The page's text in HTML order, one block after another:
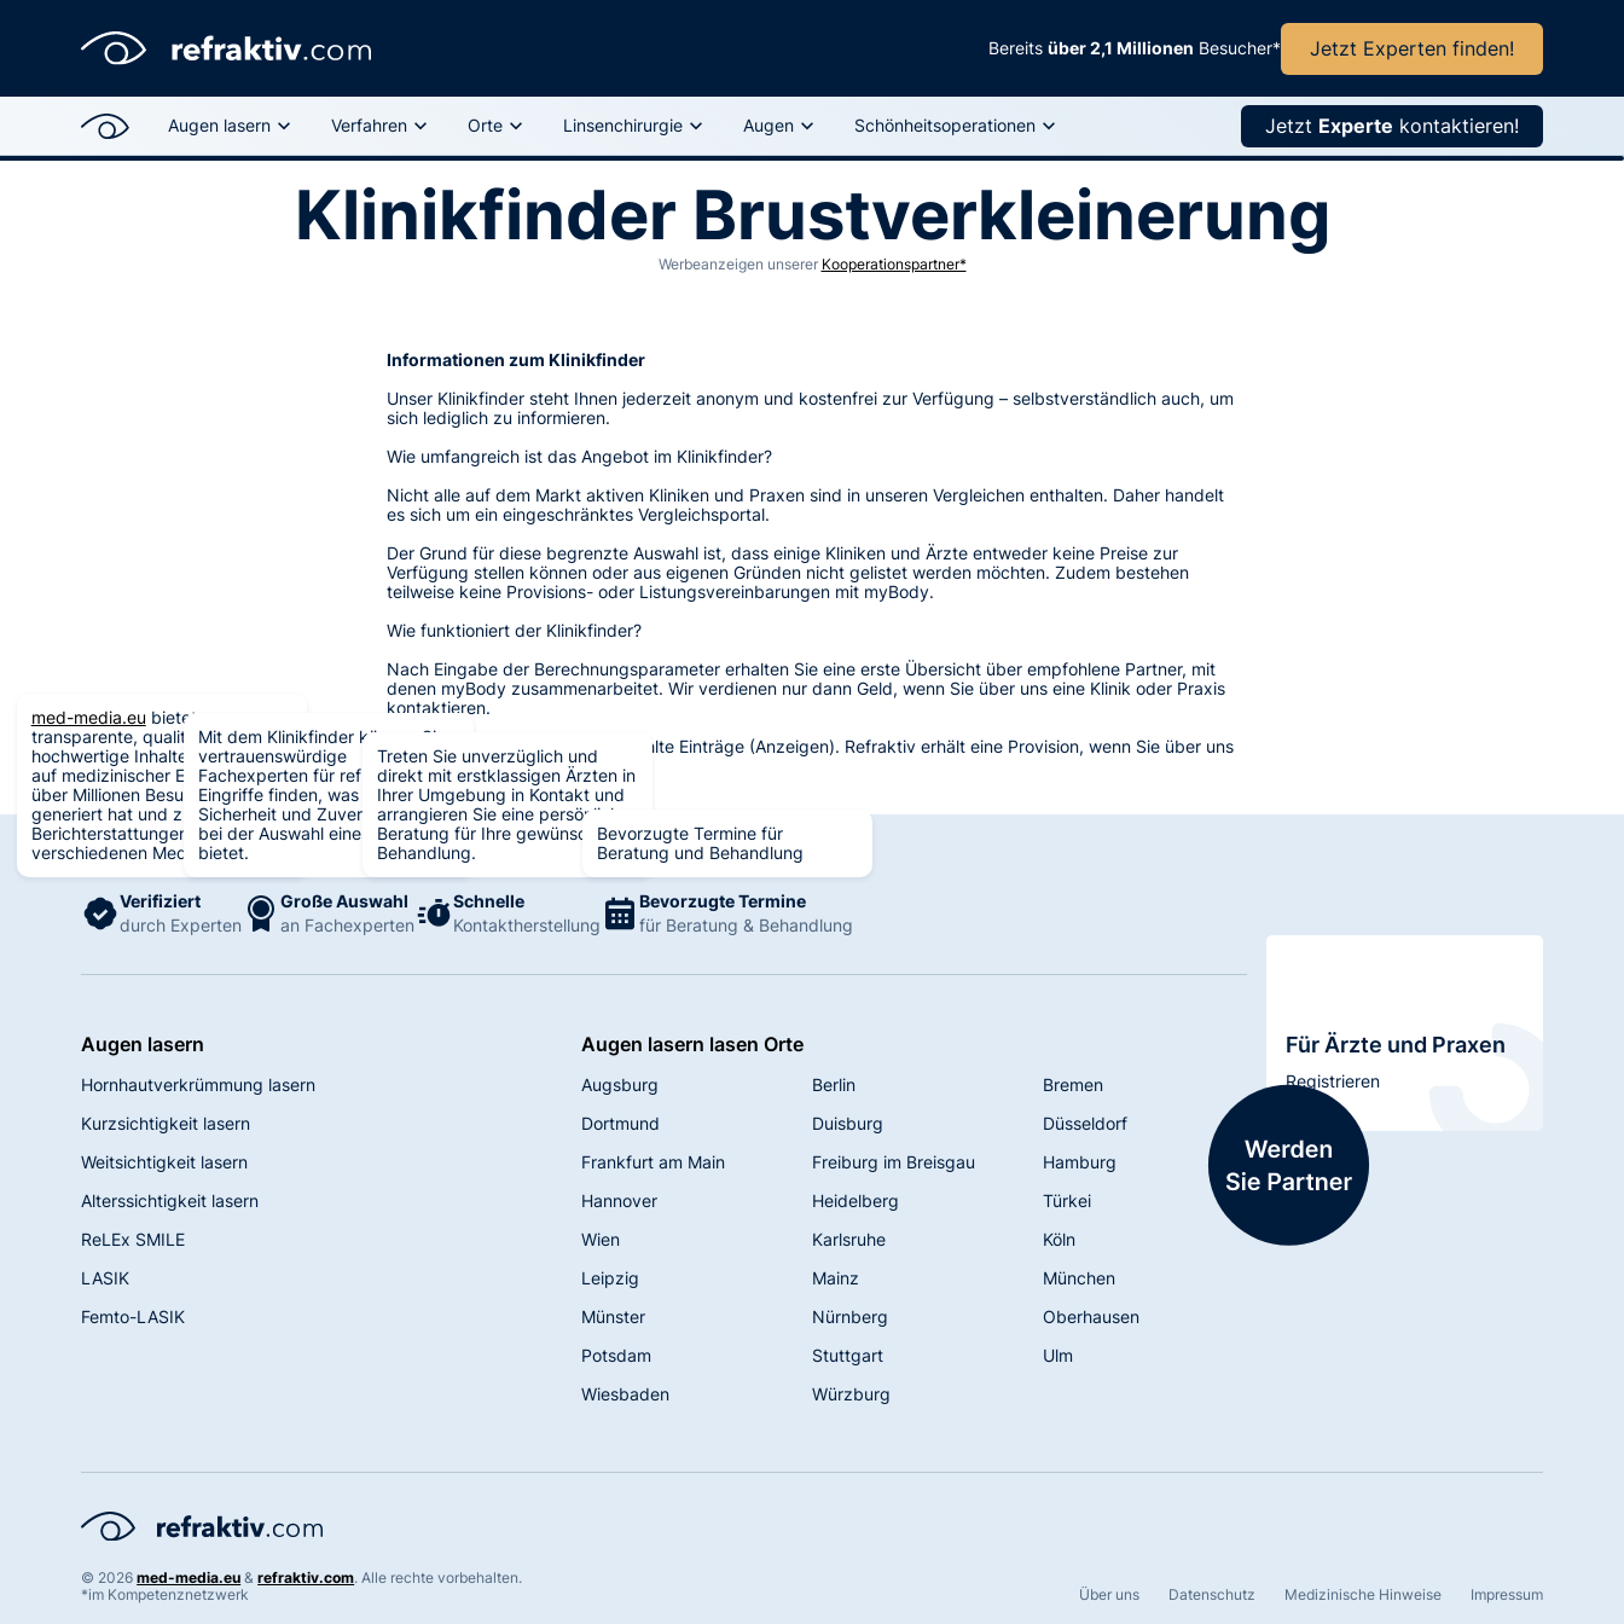
Bereits über 2,1 Millionen Besucher* Jetzt Experten finden!
Augen lasern Verfahren Orte Linsenchirurgie Augen Schönheitsoperationen Jetzt Experte kontaktieren!
Klinikfinder Brustverkleinerung
Werbeanzeigen unserer Kooperationspartner*
Informationen zum Klinikfinder
Unser Klinikfinder steht Ihnen jederzeit anonym und kostenfrei zur Verfügung – selbstverständlich auch, um
sich lediglich zu informieren.
Wie umfangreich ist das Angebot im Klinikfinder?
Nicht alle auf dem Markt aktiven Kliniken und Praxen sind in unseren Vergleichen enthalten. Daher handelt
es sich um ein eingeschränktes Vergleichsportal.
Der Grund für diese begrenzte Auswahl ist, dass einige Kliniken und Ärzte entweder keine Preise zur
Verfügung stellen können oder aus eigenen Gründen nicht gelistet werden möchten. Zudem bestehen
teilweise keine Provisions- oder Listungsvereinbarungen mit myBody.
Wie funktioniert der Klinikfinder?
Nach Eingabe der Berechnungsparameter erhalten Sie eine erste Übersicht über empfohlene Partner, mit
denen myBody zusammenarbeitet. Wir verdienen nur dann Geld, wenn Sie über uns eine Klinik oder Praxis
kontaktieren.
Wichtig: Die Angebote sind bezahlte Einträge (Anzeigen). Refraktiv erhält eine Provision, wenn Sie über uns
eine Klinik oder Praxis finden.
med-media.eu bietet
transparente, qualitativ
hochwertige Inhalte mit Fokus
auf medizinischer Expertise, was
über Millionen Besucher
generiert hat und zu
Berichterstattungen in
verschiedenen Medien führt.
Verifiziert
durch Experten
Mit dem Klinikfinder können Sie
vertrauenswürdige
Fachexperten für refraktive
Eingriffe finden, was Ihnen
Sicherheit und Zuverlässigkeit
bei der Auswahl eines Arztes
bietet.
Große Auswahl
an Fachexperten
Treten Sie unverzüglich und
direkt mit erstklassigen Ärzten in
Ihrer Umgebung in Kontakt und
arrangieren Sie eine persönliche
Beratung für Ihre gewünschte
Behandlung.
Schnelle
Kontaktherstellung
Bevorzugte Termine für
Beratung und Behandlung
Bevorzugte Termine
für Beratung & Behandlung
Für Ärzte und Praxen
Registrieren
Augen lasern
Hornhautverkrümmung lasern
Kurzsichtigkeit lasern
Weitsichtigkeit lasern
Alterssichtigkeit lasern
ReLEx SMILE
LASIK
Femto-LASIK
Augen lasern lasen Orte
Augsburg Berlin
Bremen
Dortmund
Duisburg
Düsseldorf
Frankfurt am Main
Freiburg im Breisgau
Hamburg
Hannover
Heidelberg
Türkei
Wien
Karlsruhe
Köln
Leipzig
Mainz
München
Münster
Nürnberg
Oberhausen
Potsdam
Stuttgart
Ulm
Wiesbaden
Würzburg
© 2026 med-media.eu &refraktiv.com. Alle rechte vorbehalten.
*im Kompetenznetzwerk
Über uns Datenschutz Medizinische Hinweise Impressum